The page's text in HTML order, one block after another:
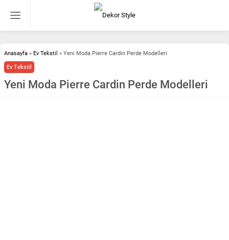
Anasayfa » Ev Tekstil » Yeni Moda Pierre Cardin Perde Modelleri
Ev Tekstil
Yeni Moda Pierre Cardin Perde Modelleri